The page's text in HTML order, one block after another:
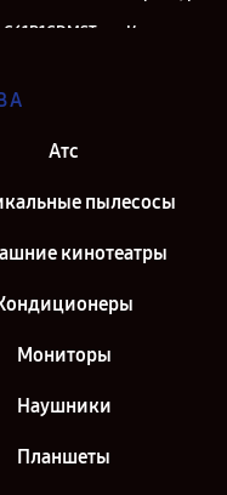
в г. Казань
Атс
пылесосы
кинотеатры
Мониторы
Наушники
Планшеты